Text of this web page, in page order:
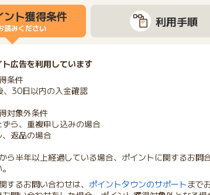
ント獲得条件
読みください 利用手順
広告を利用しています
条件
、30日以内の入金確認
対象外条件
ずら、重複申し込みの場合
、返品の場合
ら半年以上経過している場合、ポイントに関するお問
するお問い合わせは、 ポイントタウンのサポートまで